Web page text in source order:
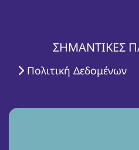
ΣΗΜΑΝΤΙΚΕΣ
Πολιτική Δεδομένων